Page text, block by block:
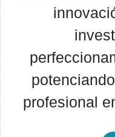
profesional